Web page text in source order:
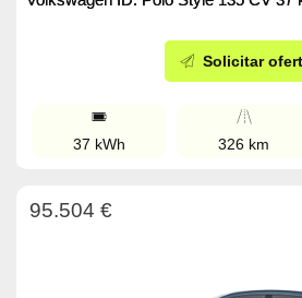
Solicitar
37 kWh 326 km
95.504 €